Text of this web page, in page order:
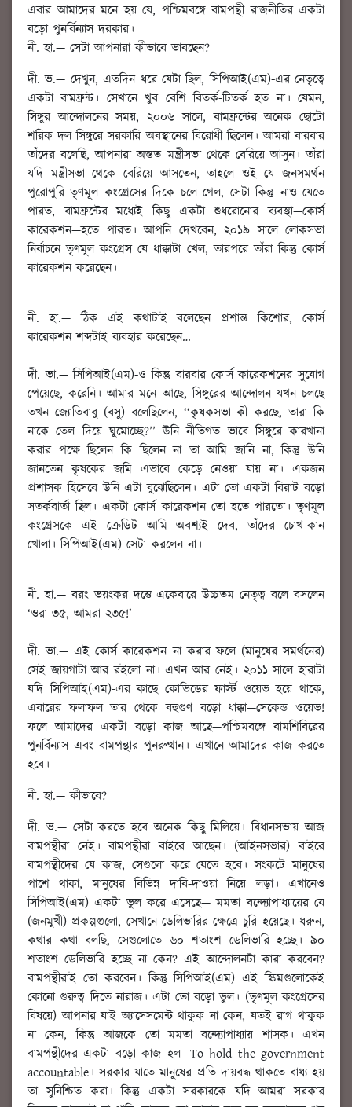
এবার আমাদের মনে হয় যে, পশ্চিমবঙ্গে বামপন্থী রাজনীতির একটা
বড়ো পুনর্বিন্যাস দরকার।
নী. হা.— সেটা আপনারা কীভাবে ভাবছেন?
দী. ভ.— দেখুন, এতদিন ধরে যেটা ছিল, সিপিআই(এম)-এর নেতৃত্বে
একটা বামফ্রন্ট। সেখানে খুব বেশি বিতর্ক-টিতর্ক হত না। যেমন,
সিঙ্গুর আন্দোলনের সময়, ২০০৬ সালে, বামফ্রন্টের অনেক ছোটো
শরিক দল সিঙ্গুরে সরকারি অবস্থানের বিরোধী ছিলেন। আমরা বারবার
তাঁদের বলেছি, আপনারা অন্তত মন্ত্রীসভা থেকে বেরিয়ে আসুন। তাঁরা
যদি মন্ত্রীসভা থেকে বেরিয়ে আসতেন, তাহলে ওই যে জনসমর্থন
পুরোপুরি তৃণমূল কংগ্রেসের দিকে চলে গেল, সেটা কিন্তু নাও যেতে
পারত, বামফ্রন্টের মধ্যেই কিছু একটা শুধরোনোর ব্যবস্থা—কোর্স
কারেকশন—হতে পারত। আপনি দেখবেন, ২০১৯ সালে লোকসভা
নির্বাচনে তৃণমূল কংগ্রেস যে ধাক্কাটা খেল, তারপরে তাঁরা কিন্তু কোর্স
কারেকশন করেছেন।
নী. হা.—ঠিক এই কথাটাই বলেছেন প্রশান্ত কিশোর, কোর্স
কারেকশন শব্দটাই ব্যবহার করেছেন…
দী. ভা.— সিপিআই(এম)-ও কিন্তু বারবার কোর্স কারেকশনের সুযোগ
পেয়েছে, করেনি। আমার মনে আছে, সিঙ্গুরের আন্দোলন যখন চলছে
তখন জ্যোতিবাবু (বসু) বলেছিলেন, ‘‘কৃষকসভা কী করছে, তারা কি
নাকে তেল দিয়ে ঘুমোচ্ছে?’’ উনি নীতিগত ভাবে সিঙ্গুরে কারখানা
করার পক্ষে ছিলেন কি ছিলেন না তা আমি জানি না, কিন্তু উনি
জানতেন কৃষকের জমি এভাবে কেড়ে নেওয়া যায় না। একজন
প্রশাসক হিসেবে উনি এটা বুঝেছিলেন। এটা তো একটা বিরাট বড়ো
সতর্কবার্তা ছিল। একটা কোর্স কারেকশন তো হতে পারতো। তৃণমূল
কংগ্রেসকে এই ক্রেডিট আমি অবশ্যই দেব, তাঁদের চোখ-কান
খোলা। সিপিআই(এম) সেটা করলেন না।
নী. হা.—বরং ভয়ংকর দম্ভে একেবারে উচ্চতম নেতৃত্ব বলে বসলেন
‘ওরা ৩৫, আমরা ২৩৫!’
দী. ভা.— এই কোর্স কারেকশন না করার ফলে (মানুষের সমর্থনের)
সেই জায়গাটা আর রইলো না। এখন আর নেই। ২০১১ সালে হারাটা
যদি সিপিআই(এম)-এর কাছে কোভিডের ফার্স্ট ওয়েভ হয়ে থাকে,
এবারের ফলাফল তার থেকে বহুগুণ বড়ো ধাক্কা—সেকেন্ড ওয়েভ!
ফলে আমাদের একটা বড়ো কাজ আছে—পশ্চিমবঙ্গে বামশিবিরের
পুনর্বিন্যাস এবং বামপন্থার পুনরুত্থান। এখানে আমাদের কাজ করতে
হবে।
নী. হা.—কীভাবে?
দী. ভ.— সেটা করতে হবে অনেক কিছু মিলিয়ে। বিধানসভায় আজ
বামপন্থীরা নেই। বামপন্থীরা বাইরে আছেন। (আইনসভার) বাইরে
বামপন্থীদের যে কাজ, সেগুলো করে যেতে হবে। সংকটে মানুষের
পাশে থাকা, মানুষের বিভিন্ন দাবি-দাওয়া নিয়ে লড়া। এখানেও
সিপিআই(এম) একটা ভুল করে এসেছে— মমতা বন্দ্যোপাধ্যায়ের যে
(জনমুখী) প্রকল্পগুলো, সেখানে ডেলিভারির ক্ষেত্রে চুরি হয়েছে। ধরুন,
কথার কথা বলছি, সেগুলোতে ৬০ শতাংশ ডেলিভারি হচ্ছে। ৯০
শতাংশ ডেলিভারি হচ্ছে না কেন? এই আন্দোলনটা কারা করবেন?
বামপন্থীরাই তো করবেন। কিন্তু সিপিআই(এম) এই স্কিমগুলোকেই
কোনো গুরুত্ব দিতে নারাজ। এটা তো বড়ো ভুল। (তৃণমূল কংগ্রেসের
বিষয়ে) আপনার যাই অ্যাসেসমেন্ট থাকুক না কেন, যতই রাগ থাকুক
না কেন, কিন্তু আজকে তো মমতা বন্দ্যোপাধ্যায় শাসক। এখন
বামপন্থীদের একটা বড়ো কাজ হল—To hold the government
accountable। সরকার যাতে মানুষের প্রতি দায়বদ্ধ থাকতে বাধ্য হয়
তা সুনিশ্চিত করা। কিন্তু একটা সরকারকে যদি আমরা সরকার